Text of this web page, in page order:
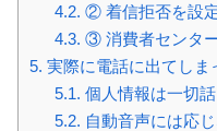
4.2. ② 着信拒否を設
4.3. ③ 消費者センタ
5. 実際に電話に出てし
5.1. 個人情報は一切
5.2. 自動音声には応